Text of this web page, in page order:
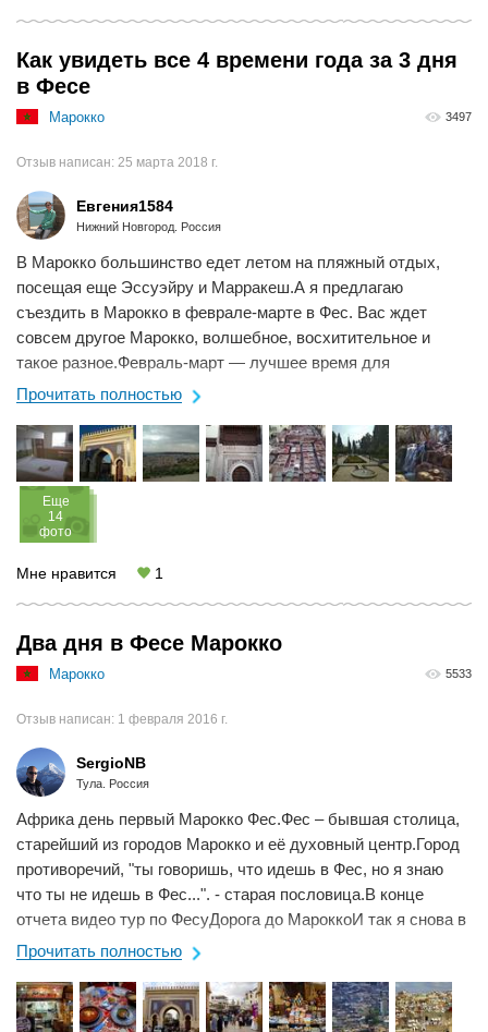
Как увидеть все 4 времени года за 3 дня
в Фесе
Марокко 3497
Отзыв написан: 25 марта 2018 г.
Евгения1584
Нижний Новгород. Россия
В Марокко большинство едет летом на пляжный отдых,
посещая еще Эссуэйру и Марракеш.А я предлагаю
съездить в Марокко в феврале-марте в Фес. Вас ждет
совсем другое Марокко, волшебное, восхитительное и
такое разное.Февраль-март — лучшее время для
путешествия в Фес, потому что за пару дней вы сможете ...
Прочитать полностью
Eще
14
фото
Мне нравится 1
Два дня в Фесе Марокко
Марокко 5533
Отзыв написан: 1 февраля 2016 г.
SergioNB
Тула. Россия
Африка день первый Марокко Фес.Фес – бывшая столица,
старейший из городов Марокко и её духовный центр.Город
противоречий, "ты говоришь, что идешь в Фес, но я знаю
что ты не идешь в Фес...". - старая пословица.В конце
отчета видео тур по ФесуДорога до МароккоИ так я снова в
Африке и ...
Прочитать полностью